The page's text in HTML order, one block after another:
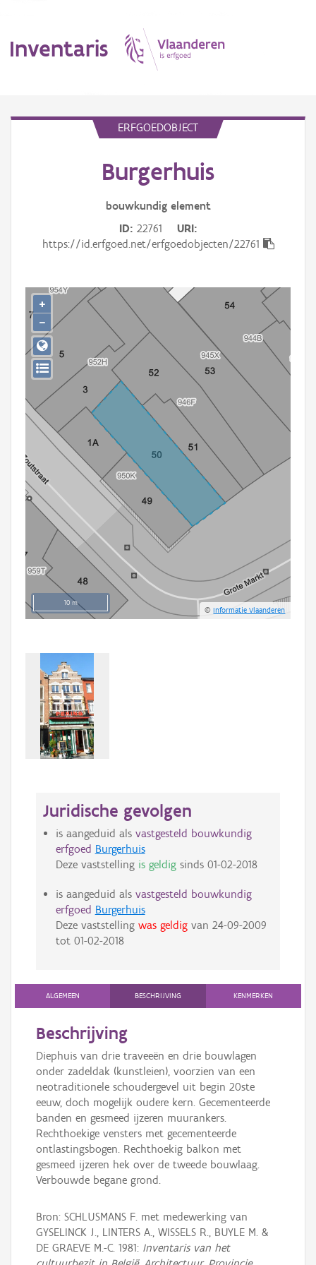
Inventaris
Gebeurtenis
Persoon of collectief
Downloads
Aanmelden
ERFGOEDOBJECT
Burgerhuis
bouwkundig element
ID 22761
URI
https://id.erfgoed.net/erfgoedobjecten/22761
10 m
©Informatie Vlaanderen
+
−
Juridische gevolgen
is aangeduid als vastgesteld bouwkundig
erfgoed Burgerhuis
Deze vaststelling is geldigsinds 01-02-2018
is aangeduid als vastgesteld bouwkundig
erfgoed Burgerhuis
Deze vaststelling was geldigvan 24-09-2009
tot 01-02-2018
ALGEMEEN BESCHRIJVING KENMERKEN
Beschrijving
Diephuis van drie traveeën en drie bouwlagen
onder zadeldak (kunstleien), voorzien van een
neotraditionele schoudergevel uit begin 20ste
eeuw, doch mogelijk oudere kern. Gecementeerde
banden en gesmeed ijzeren muurankers.
Rechthoekige vensters met gecementeerde
ontlastingsbogen. Rechthoekig balkon met
gesmeed ijzeren hek over de tweede bouwlaag.
Verbouwde begane grond.
Bron: SCHLUSMANS F. met medewerking van
GYSELINCK J., LINTERS A., WISSELS R., BUYLE M. &
DE GRAEVE M.-C. 1981: Inventaris van het